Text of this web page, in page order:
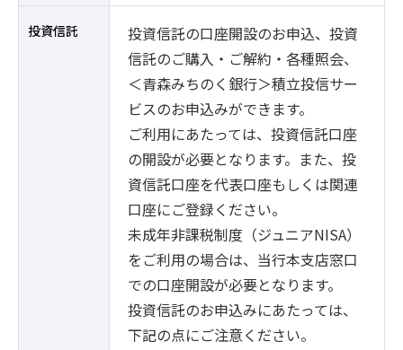
投資信託
投資信託の口座開設のお申込、投資
信託のご購入・ご解約・各種照会、
＜青森みちのく銀行＞積立投信サー
ビスのお申込みができます。
ご利用にあたっては、投資信託口座
の開設が必要となります。また、投
資信託口座を代表口座もしくは関連
口座にご登録ください。
未成年非課税制度（ジュニアNISA）
をご利用の場合は、当行本支店窓口
での口座開設が必要となります。
投資信託のお申込みにあたっては、
下記の点にご注意ください。